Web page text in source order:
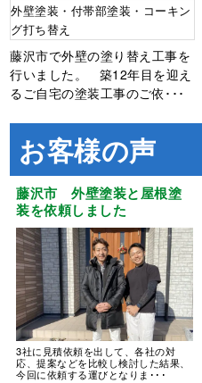
外壁塗装・付帯部塗装・コーキン
グ打ち替え
藤沢市で外壁の塗り替え工事を
行いました。 築12年目を迎え
るご自宅の塗装工事のご依･･･
お客様の声
藤沢市 外壁塗装と屋根塗
装を依頼しました
3社に見積依頼を出して、各社の対
応、提案などを比較し検討した結果、
今回に依頼する運びとなりま･･･